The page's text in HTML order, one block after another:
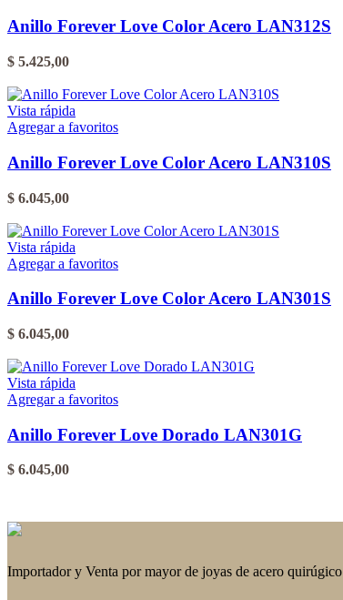
Anillo Forever Love Color Acero LAN312S
$ 5.425,00
Este
producto
tiene
variantes.
Las
opciones
se
pueden
elegir
en
la
página
del
Vista rápida
Agregar a favoritos
Anillo Forever Love Color Acero LAN310S
$ 6.045,00
Este
producto
tiene
variantes.
opciones
se
pueden
elegir
en
la
página
del
Vista rápida
Agregar a favoritos
Anillo Forever Love Color Acero LAN301S
$ 6.045,00
Este
producto
tiene
variantes.
Las
opciones
se
en
del
Vista rápida
Agregar a favoritos
Anillo Forever Love Dorado LAN301G
$ 6.045,00
tiene
variantes.
Las
Importador y Venta por mayor de joyas de acero quirúgico